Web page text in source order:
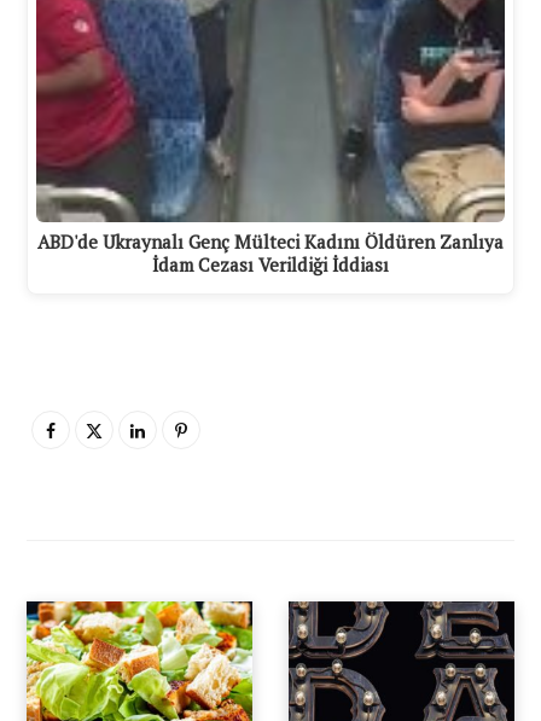
ABD'de Ukraynalı Genç Mülteci Kadını Öldüren Zanlıya
İdam Cezası Verildiği İddiası